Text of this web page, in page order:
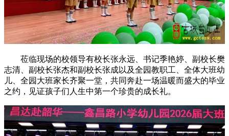
莅临现场的校领导有校长张永远、书记季艳婷、副校长樊
志清、副校长张杰和副校长张成以及全园教职工、全体大班幼
儿、全园大班家长齐聚一堂，共同奔赴一场温暖而盛大的毕业
之约，见证孩子们人生中第一个珍贵的成长礼。